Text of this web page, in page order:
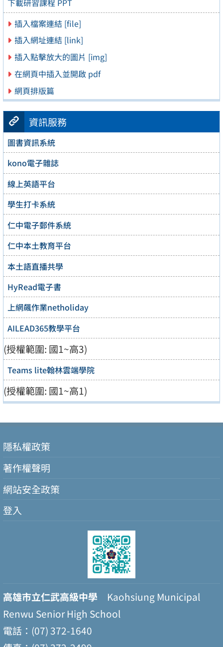
下載研習課程 PPT
插入檔案連結 [file]
插入網址連結 [link]
插入點擊放大的圖片 [img]
在網頁中插入並開啟 pdf
網頁排版篇
資訊服務
圖書資訊系統
kono電子雜誌
線上英語平台
學生打卡系統
仁中電子郵件系統
仁中本土教育平台
本土語直播共學
HyRead電子書
上網飆作業netholiday
AILEAD365教學平台
(授權範圍: 國1~高3)
Teams lite翰林雲端學院
(授權範圍: 國1~高1)
隱私權政策
著作權聲明
網站安全政策
登入
高雄市立仁武高級中學 Kaohsiung Municipal
Renwu Senior High School
電話：(07) 372-1640